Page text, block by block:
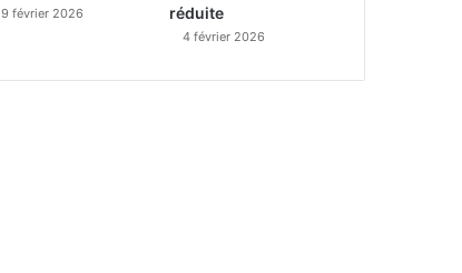
9 février 2026
réduite
4 février 2026